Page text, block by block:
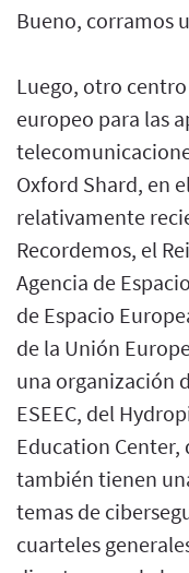
Bueno, corramos
Luego, otro centro
europeo para las
Oxford Shard, en
relativamente
Recordemos, el
Agencia de
de Espacio
de la Unión
una organización
ESEEC, del
Education Center,
también tienen
temas de
cuarteles